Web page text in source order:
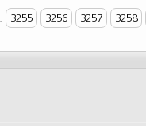
3255 3256 3257 3258